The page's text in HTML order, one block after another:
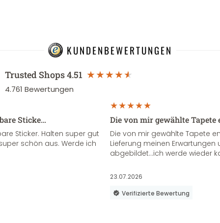
KUNDENBEWERTUNGEN
Trusted Shops4.51
4.761 Bewertungen
Sticke…
Sticker. Halten super gut
schön aus. Werde ich
Die von mir gewählte
Die von mir gewählte Tapete
Lieferung meinen Erwartungen
abgebildet...ich werde wieder
23.07.2026
Verifizierte Bewertung